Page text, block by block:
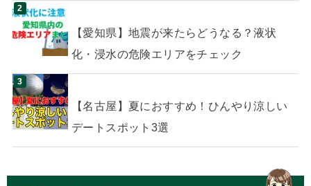
【愛知県】地震が来たらどうなる？液状
化・浸水の危険エリアをチェック
【名古屋】夏におすすめ！ひんやり涼しい
デートスポット3選